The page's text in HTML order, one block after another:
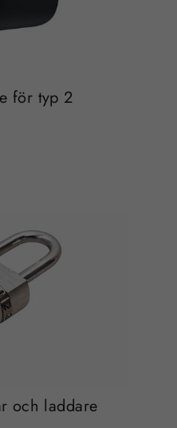
för typ 2
och laddare